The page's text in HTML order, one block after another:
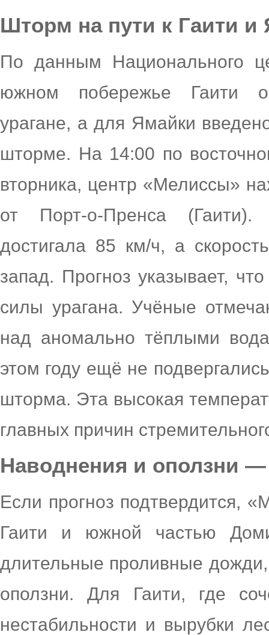
Шторм на пути к Гаити и
По данным Национального
южном побережье Гаити
урагане, а для Ямайки
шторме. На 14:00 по
вторника, центр «Мелиссы»
от Порт-о-Пренса (Гаити).
достигала 85 км/ч, а
запад. Прогноз указывает,
силы урагана. Учёные
над аномально тёплыми
этом году ещё не
шторма. Эта высокая
главных причин
Наводнения и оползни —
Если прогноз подтвердится,
Гаити и южной частью
длительные проливные
оползни. Для Гаити, где
нестабильности и вырубки